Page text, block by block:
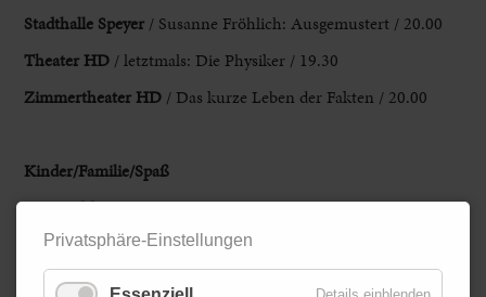
Stadthalle Speyer / Susanne Fröhlich: Ausgemustert / 20.00
Theater HD / letztmals: Die Physiker / 19.30
Zimmertheater HD / Das kurze Leben der Fakten / 20.00
Kinder/Familie/Spaß
Nationaltheater MA/ Die Welt ist rund / ab 2 Jahren / 10.00
SAP Arena MA/ Die drei ??? / Zusatzshow / 20.00
Stadthalle Weinheim / Michel aus Lönneberga /
Privatsphäre-Einstellungen